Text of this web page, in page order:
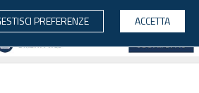
PREFERENZE
ACCETTA